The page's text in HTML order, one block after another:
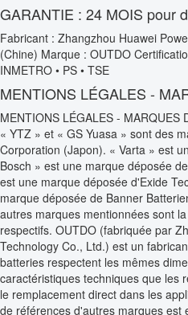
GARANTIE : 24 MOIS pour
Fabricant : Zhangzhou Huawei
(Chine) Marque : OUTDO
INMETRO • PS • TSE
MENTIONS LÉGALES -
MENTIONS LÉGALES - MARQUES
« YTZ » et « GS Yuasa » sont des
Corporation (Japon). « Varta » est
Bosch » est une marque déposée
est une marque déposée d'Exide
marque déposée de Banner
autres marques mentionnées sont
respectifs. OUTDO (fabriquée par
Technology Co., Ltd.) est un
batteries respectent les mêmes
caractéristiques techniques que les
le remplacement direct dans les
de références d'autres marques est